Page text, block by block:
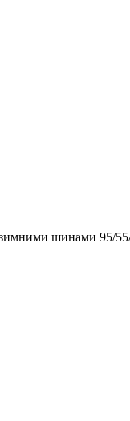
зимними шинами 95/